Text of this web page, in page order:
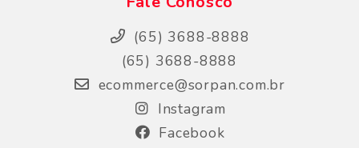
(65) 3688-8888
(65) 3688-8888
ecommerce@sorpan.com.br
Instagram
Facebook